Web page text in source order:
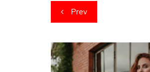
Navegação
de
artigos
Prev